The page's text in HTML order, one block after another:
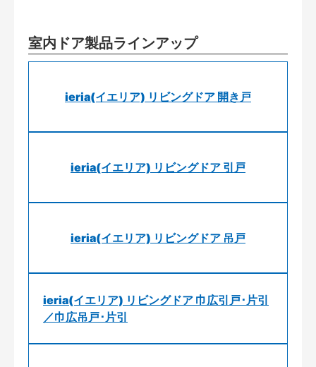
室内ドア製品ラインアップ
ieria(イエリア) リビングドア 開き戸
ieria(イエリア) リビングドア 引戸
ieria(イエリア) リビングドア 吊戸
ieria(イエリア) リビングドア 巾広引戸･片引
／巾広吊戸･片引